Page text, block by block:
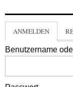
ANMELDEN
Benutzername